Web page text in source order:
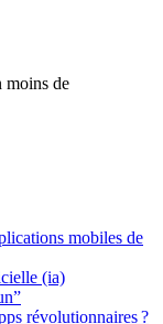
moins de
mobiles de
(ia)
révolutionnaires ?